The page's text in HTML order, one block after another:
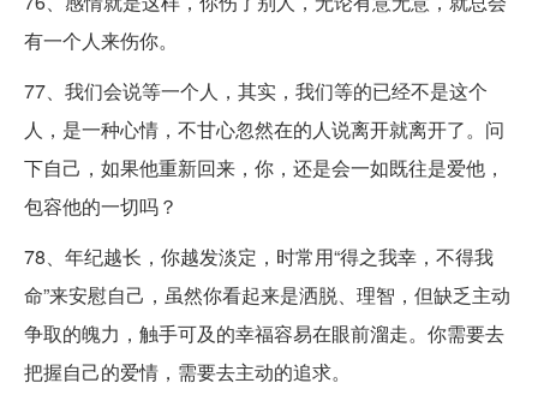
有一个人来伤你。
77、我们会说等一个人，其实，我们等的已经不是这个
人，是一种心情，不甘心忽然在的人说离开就离开了。问
下自己，如果他重新回来，你，还是会一如既往是爱他，
包容他的一切吗？
78、年纪越长，你越发淡定，时常用“得之我幸，不得我
命”来安慰自己，虽然你看起来是洒脱、理智，但缺乏主动
争取的魄力，触手可及的幸福容易在眼前溜走。你需要去
把握自己的爱情，需要去主动的追求。